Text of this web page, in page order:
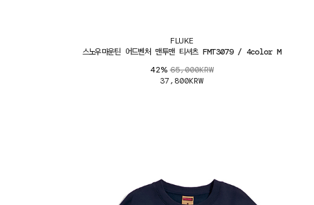
FLUKE
스노우마운틴 어드벤처 맨투맨 티셔츠 FMT3079 / 4color M
42%65,000KRW
37,800KRW